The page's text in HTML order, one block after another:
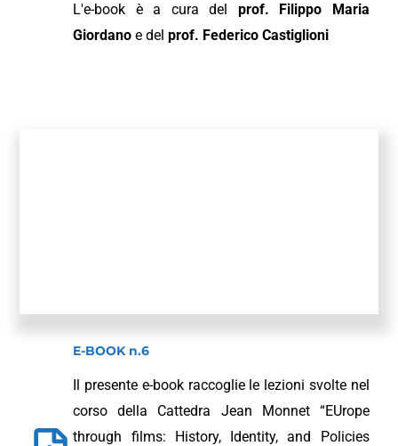
L'e-book è a cura del prof. Filippo Maria
Giordano e delprof. Federico Castiglioni
E-BOOK n.6
Il presente e-book raccoglie le lezioni svolte nel
corso della Cattedra Jean Monnet “EUrope
through films: History, Identity, and Policies